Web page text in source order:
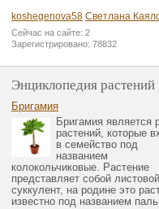
koshegenova58 Светлана
Сейчас на сайте: 2
Зарегистрировано: 78832
Энциклопедия растений
Бригамия
Бригамия является
растений, которые
в семейство под
названием
колокольчиковые. Растение
представляет собой листовой
суккулент, на родине это
известно под названием